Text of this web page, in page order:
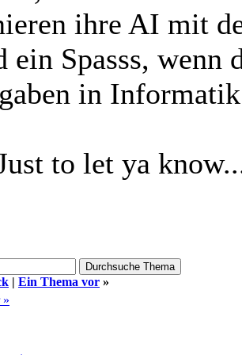
ihre AI mit
ein Spasss,
in
to let ya
| Ein Thema vor »
»